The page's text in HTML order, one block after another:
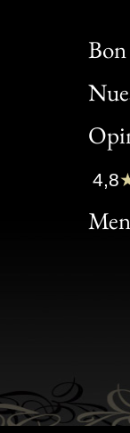
Bon
Clic
Bon
4,8